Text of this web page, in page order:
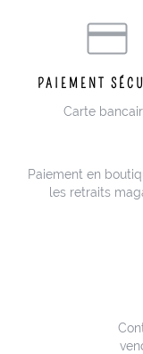
PAIEMENT
Carte
Paiement en
les retraits